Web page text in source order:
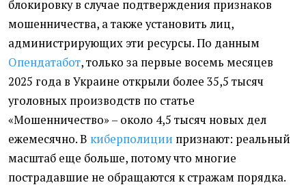
блокировку в случае подтверждения признаков
мошенничества, а также установить лиц,
администрирующих эти ресурсы. По данным
Опендатабот, только за первые восемь месяцев
2025 года в Украине открыли более 35,5 тысяч
уголовных производств по статье
«Мошенничество» – около 4,5 тысяч новых дел
ежемесячно. В киберполиции признают: реальный
масштаб еще больше, потому что многие
пострадавшие не обращаются к стражам порядка.